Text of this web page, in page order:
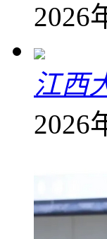
2026
江西
2026